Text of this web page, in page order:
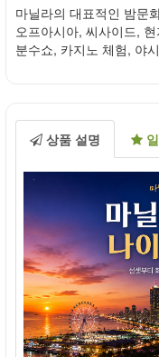
마닐라의 대표적인 밤문
오프아시아, 씨사이드,
분수쇼, 카지노 체험, 야
상품 설명